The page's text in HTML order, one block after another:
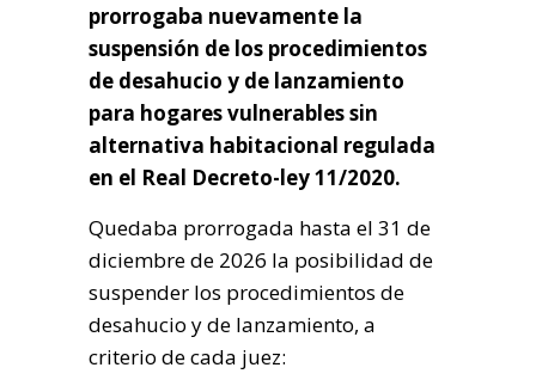
prorrogaba nuevamente la
suspensión de los procedimientos
de desahucio y de lanzamiento
para hogares vulnerables sin
alternativa habitacional regulada
en el Real Decreto-ley 11/2020.
Quedaba prorrogada hasta el 31 de
diciembre de 2026 la posibilidad de
suspender los procedimientos de
desahucio y de lanzamiento, a
criterio de cada juez: